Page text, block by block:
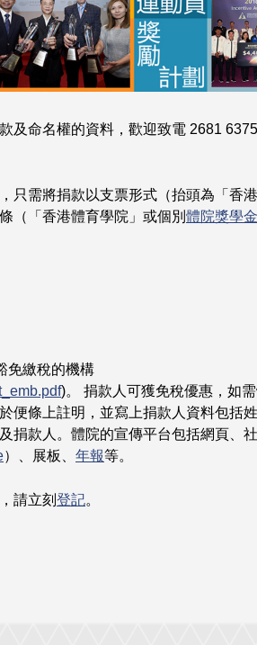
及命名權的資料，歡迎致電 2681
只需將捐款以支票形式（抬頭為「香
（「香港體育學院」或個別體院獎學
免繳稅的機構
)。 捐款人可獲免稅優惠，如
便條上註明，並寫上捐款人資料包括
捐款人。體院的宣傳平台包括網頁、
）、展板、 年報等。
請立刻登記。